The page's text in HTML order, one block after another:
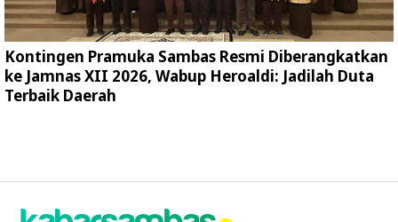
Kontingen Pramuka Sambas Resmi Diberangkatkan
ke Jamnas XII 2026, Wabup Heroaldi: Jadilah Duta
Terbaik Daerah